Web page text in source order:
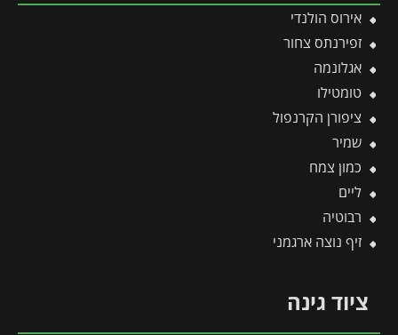
אירוס הולנדי
זפירנתס צחור
אגלונמה
טומטילו
ציפורן הקרנפול
שמיר
כמון צמח
ליים
רבוטיה
זיף נוצה ארגמני
ציוד גינה